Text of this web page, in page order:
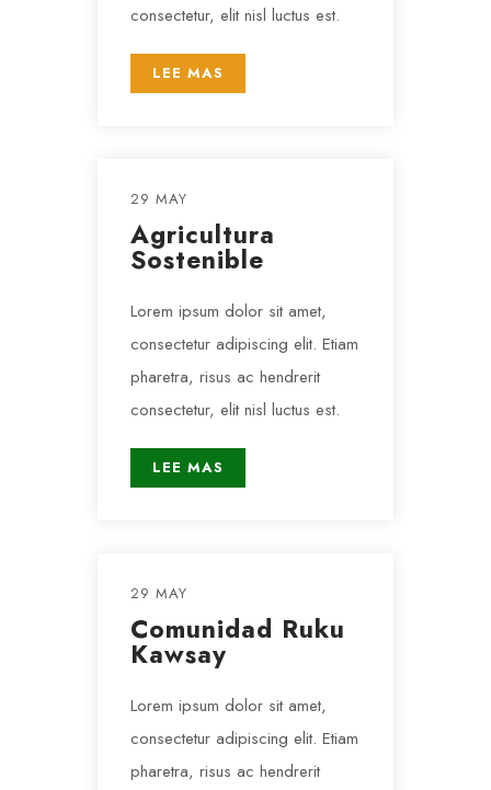
consectetur, elit nisl luctus est.
LEE MAS
29 MAY
Agricultura
Sostenible
Lorem ipsum dolor sit amet,
consectetur adipiscing elit. Etiam
pharetra, risus ac hendrerit
consectetur, elit nisl luctus est.
LEE MAS
29 MAY
Comunidad Ruku
Kawsay
Lorem ipsum dolor sit amet,
consectetur adipiscing elit. Etiam
pharetra, risus ac hendrerit